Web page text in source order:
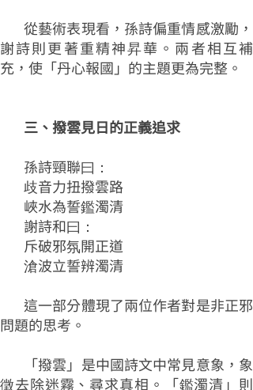
從藝術表現看，孫詩偏重情感激勵，
謝詩則更著重精神昇華。兩者相互補
充，使「丹心報國」的主題更為完整。
三、撥雲見日的正義追求
孫詩頸聯曰：
歧音力扭撥雲路
峽水為誓鑑濁清
謝詩和曰：
斥破邪氛開正道
滄波立誓辨濁清
這一部分體現了兩位作者對是非正邪
問題的思考。
「撥雲」是中國詩文中常見意象，象
徵去除迷霧、尋求真相。「鑑濁清」則